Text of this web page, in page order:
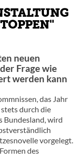
neuen
Frage wie
werden kann
das Jahr
stets durch die
Bundesland, wird
vorgelegt.
des